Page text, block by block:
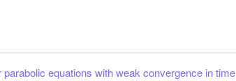
equations with weak convergence in time